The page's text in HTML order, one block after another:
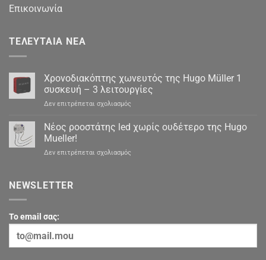
Επικοινωνία
ΤΕΛΕΥΤΑΊΑ ΝΈΑ
Χρονοδιακόπτης χωνευτός της Hugo Müller 1
συσκευή – 3 λειτουργίες
Δεν επιτρέπεται σχολιασμόςστο
χωνευτός
της
Müller
Νέος ροοστάτης led χωρίς ουδέτερο της Hugo
Mueller!
Δεν επιτρέπεται σχολιασμόςστο
Hugo
NEWSLETTER
To email σας: